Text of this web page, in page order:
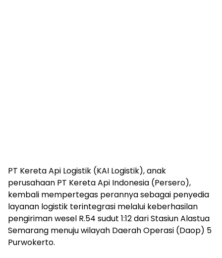
PT Kereta Api Logistik (KAI Logistik), anak
perusahaan PT Kereta Api Indonesia (Persero),
kembali mempertegas perannya sebagai penyedia
layanan logistik terintegrasi melalui keberhasilan
pengiriman wesel R.54 sudut 1:12 dari Stasiun Alastua
Semarang menuju wilayah Daerah Operasi (Daop) 5
Purwokerto.